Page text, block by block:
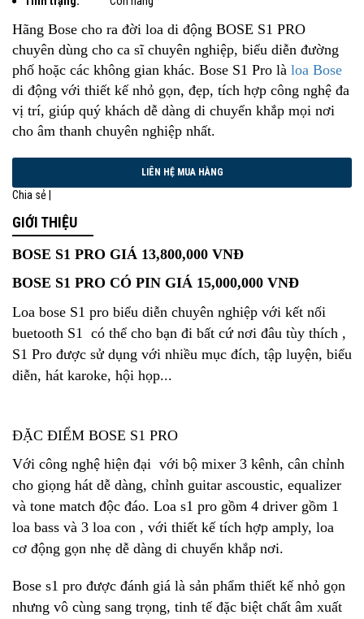
Hãng Bose cho ra đời loa di động BOSE S1 PRO
chuyên dùng cho ca sĩ chuyên nghiệp, biểu diễn đường
phố hoặc các không gian khác. Bose S1 Pro là loa Bose
di động với thiết kế nhỏ gọn, đẹp, tích hợp công nghệ đa
vị trí, giúp quý khách dễ dàng di chuyển khắp mọi nơi
cho âm thanh chuyên nghiệp nhất.
Chia sẻ |
GIỚI THIỆU
BOSE S1 PRO GIÁ 13,800,000 VNĐ
BOSE S1 PRO CÓ PIN GIÁ 15,000,000 VNĐ
Loa bose S1 pro biểu diễn chuyên nghiệp với kết nối
buetooth S1 có thể cho bạn đi bất cứ nơi đâu tùy thích ,
S1 Pro được sử dụng với nhiều mục đích, tập luyện, biểu
diễn, hát karoke, hội họp...
ĐẶC ĐIỂM BOSE S1 PRO
Với công nghệ hiện đại với bộ mixer 3 kênh, cân chỉnh
cho giọng hát dễ dàng, chỉnh guitar ascoustic, equalizer
và tone match độc đáo. Loa s1 pro gồm 4 driver gồm 1
loa bass và 3 loa con , với thiết kế tích hợp amply, loa
cơ động gọn nhẹ dễ dàng di chuyển khắp nơi.
Bose s1 pro được đánh giá là sản phẩm thiết kế nhỏ gọn
nhưng vô cùng sang trọng, tinh tế đặc biệt chất âm xuất